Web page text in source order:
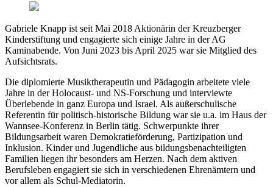
Gabriele Knapp ist seit Mai 2018 Aktionärin der Kreuzberger
Kinderstiftung und engagierte sich einige Jahre in der AG
Kaminabende. Von Juni 2023 bis April 2025 war sie Mitglied des
Aufsichtsrats.
Die diplomierte Musiktherapeutin und Pädagogin arbeitete viele
Jahre in der Holocaust- und NS-Forschung und interviewte
Überlebende in ganz Europa und Israel. Als außerschulische
Referentin für politisch-historische Bildung war sie u.a. im Haus der
Wannsee-Konferenz in Berlin tätig. Schwerpunkte ihrer
Bildungsarbeit waren Demokratieförderung, Partizipation und
Inklusion. Kinder und Jugendliche aus bildungsbenachteiligten
Familien liegen ihr besonders am Herzen. Nach dem aktiven
Berufsleben engagiert sie sich in verschiedenen Ehrenämtern und
vor allem als Schul-Mediatorin.